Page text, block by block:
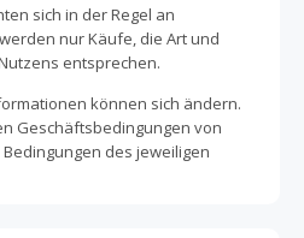
sich in der Regel an
nur Käufe, die Art und
entsprechen.
können sich ändern.
Geschäftsbedingungen von
des jeweiligen